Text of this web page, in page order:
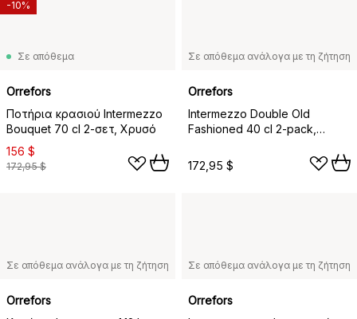
Σε απόθεμα
Orrefors
Ποτήρια κρασιού Intermezzo
Bouquet 70 cl 2-σετ, Χρυσό
156 $
172,95 $
-10%
Σε απόθεμα ανάλογα με τη ζήτηση
Orrefors
Intermezzo Double Old
Fashioned 40 cl 2-pack,
172,95 $
Σε απόθεμα ανάλογα με τη ζήτηση
Orrefors
Σε απόθεμα ανάλογα με τη ζήτηση
Orrefors